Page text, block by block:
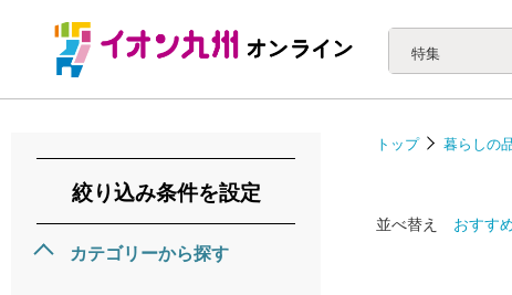
特集
絞り込み条件を設定
カテゴリーから探す
トップ 暮らしの
並べ替え おすす